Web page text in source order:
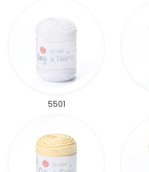
5501